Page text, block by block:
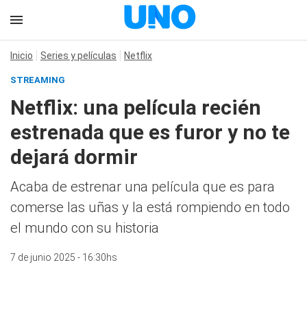
Inicio Series y películas Netflix
STREAMING
Netflix: una película recién
estrenada que es furor y no te
dejará dormir
Acaba de estrenar una película que es para
comerse las uñas y la está rompiendo en todo
el mundo con su historia
7 de junio 2025 - 16:30hs